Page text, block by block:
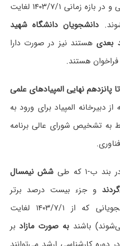
تحصیلی و در بازه زمانی ۱۴۰۳/۷/۱ لغایت
دانشجویان دانشگاه شهید
بعدیهستند نیز در صورت دارا
هستند.
پانزدهم نهایی المپیادهای علمی‌
دبیرخانه المپیاد برای ورود به
به تشخیص شورای عالی برنامه
ب-۱ که طی
شش نیمسال
و جزء بیست درصد برتر
دانشجویان غیرورودی (دانشجویانی که از ۱۴۰۳/۷/۱ لغایت
به صورت مازادبر